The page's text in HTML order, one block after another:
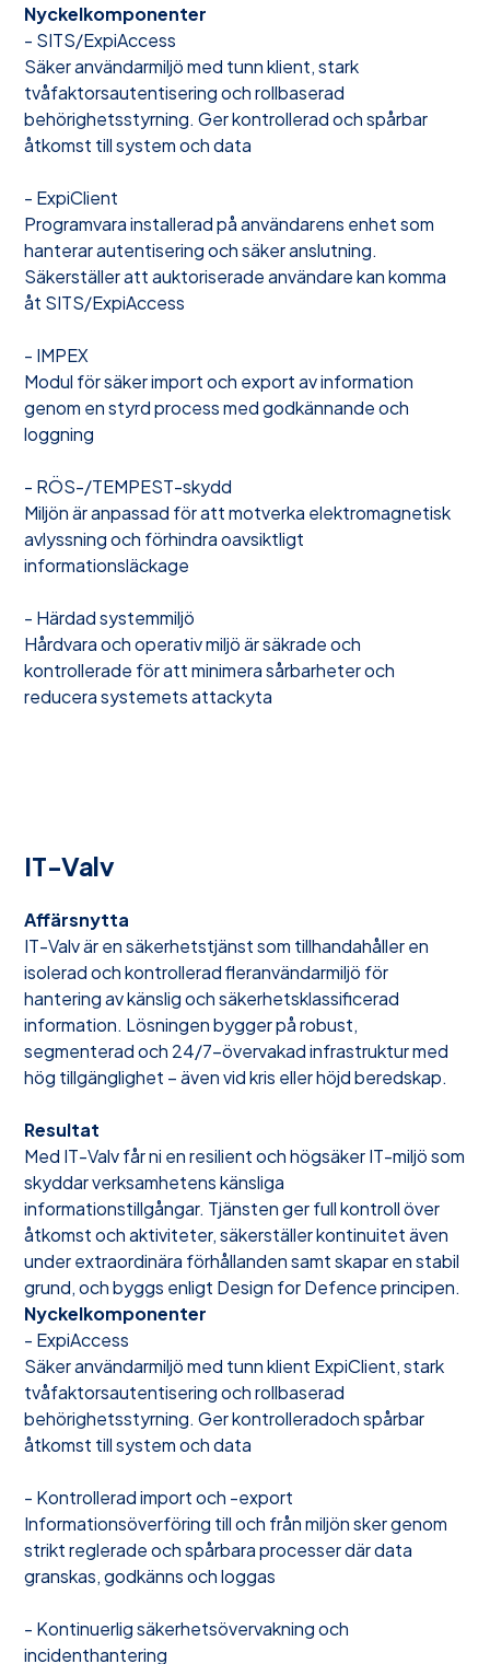
Nyckelkomponenter
- SITS/ExpiAccess
Säker användarmiljö med tunn klient, stark
tvåfaktorsautentisering och rollbaserad
behörighetsstyrning. Ger kontrollerad och spårbar
åtkomst till system och data
- ExpiClient
Programvara installerad på användarens enhet som
hanterar autentisering och säker anslutning.
Säkerställer att auktoriserade användare kan komma
åt SITS/ExpiAccess
- IMPEX
Modul för säker import och export av information
genom en styrd process med godkännande och
loggning
- RÖS-/TEMPEST-skydd
Miljön är anpassad för att motverka elektromagnetisk
avlyssning och förhindra oavsiktligt
informationsläckage
- Härdad systemmiljö
Hårdvara och operativ miljö är säkrade och
kontrollerade för att minimera sårbarheter och
reducera systemets attackyta
IT-Valv
Affärsnytta
IT-Valv är en säkerhetstjänst som tillhandahåller en
isolerad och kontrollerad fleranvändarmiljö för
hantering av känslig och säkerhetsklassificerad
information. Lösningen bygger på robust,
segmenterad och 24/7-övervakad infrastruktur med
hög tillgänglighet – även vid kris eller höjd beredskap.
Resultat
Med IT-Valv får ni en resilient och högsäker IT-miljö som
skyddar verksamhetens känsliga
informationstillgångar. Tjänsten ger full kontroll över
åtkomst och aktiviteter, säkerställer kontinuitet även
under extraordinära förhållanden samt skapar en stabil
grund, och byggs enligt Design for Defence principen.
Nyckelkomponenter
- ExpiAccess
Säker användarmiljö med tunn klient ExpiClient, stark
tvåfaktorsautentisering och rollbaserad
behörighetsstyrning. Ger kontrolleradoch spårbar
åtkomst till system och data
- Kontrollerad import och -export
Informationsöverföring till och från miljön sker genom
strikt reglerade och spårbara processer där data
granskas, godkänns och loggas
- Kontinuerlig säkerhetsövervakning och
incidenthantering